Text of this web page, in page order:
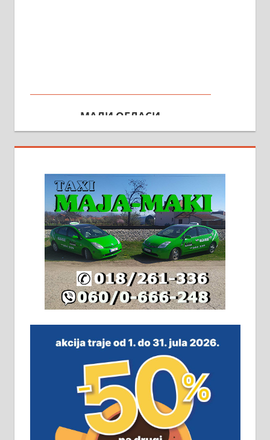
На продају кућа у Алексинцу,
2х150м2, две гараже, централно
грејање на гас и дрва. Две
адресе. 063/71-74-023
Издајем комплетно опремљену
халу на Житковачком путу, на
плацу површине око 7 ари.
064/321-80-51; 063/102-35-25
На продају легализована, нова,
незавршена кућа површине 160
виру у Алексинцу. Могућа
замена. 064/21-63-584
ПОСЛОВНИ ОГЛАСИ
Рудник и флотација Рудник